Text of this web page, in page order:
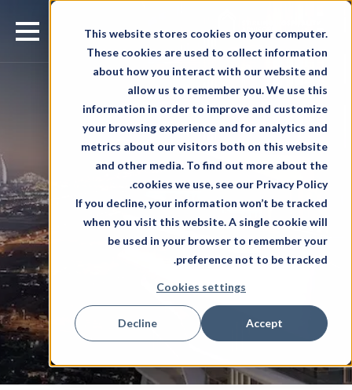
This website stores cookies on your computer.
These cookies are used to collect information
about how you interact with our website and
allow us to remember you. We use this
information in order to improve and customize
your browsing experience and for analytics and
metrics about our visitors both on this website
and other media. To find out more about the
cookies we use, see our Privacy Policy.
If you decline, your information won’t be tracked
when you visit this website. A single cookie will
be used in your browser to remember your
preference not to be tracked.
Cookies settings
Accept
Decline